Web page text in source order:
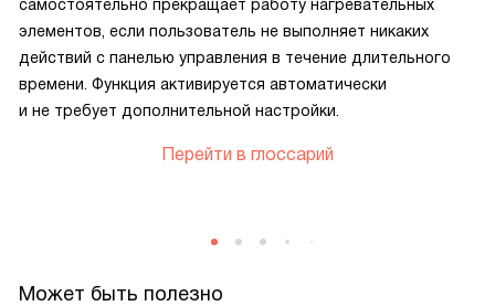
самостоятельно прекращает работу нагревательных
элементов, если пользователь не выполняет никаких
действий с панелью управления в течение длительного
времени. Функция активируется автоматически
и не требует дополнительной настройки.
Перейти в глоссарий
Может быть полезно